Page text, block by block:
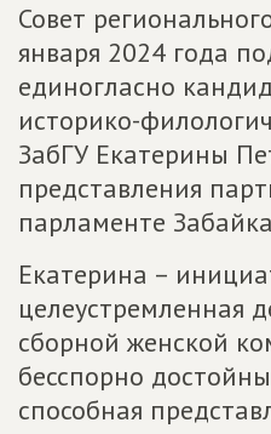
Совет
января 2024 года
единогласно
историко-
ЗабГУ Екатерины
представления
парламенте
Екатерина –
целеустремленная
сборной женской
бесспорно
способная